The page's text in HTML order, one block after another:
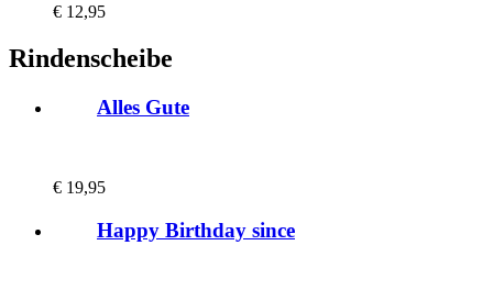
€ 12,95
Rindenscheibe
Alles Gute
€ 19,95
Happy Birthday since